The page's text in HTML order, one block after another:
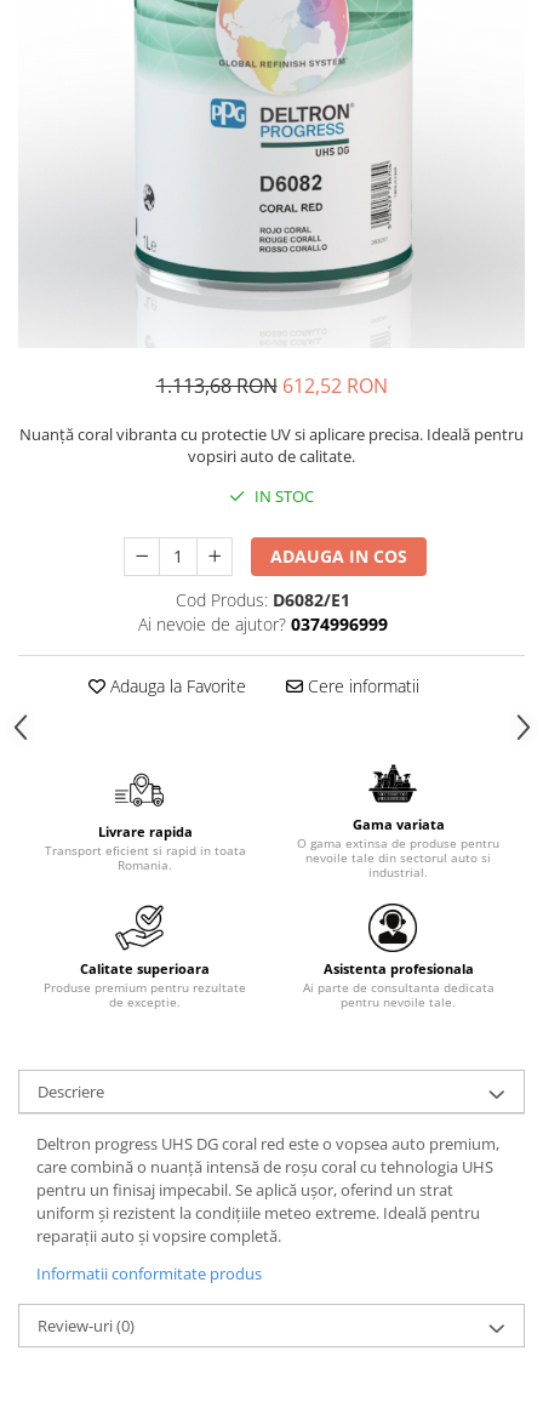
Protectie vizuala
1.113,68 RON 612,52 RON
Nuanță coral vibranta cu protectie UV si aplicare precisa. Ideală pentru
vopsiri auto de calitate.
IN STOC
ADAUGA IN COS
Cod Produs: D6082/E1
Ai nevoie de ajutor? 0374996999
Adauga la Favorite Cere informatii
Livrare rapida
Transport eficient si rapid in toata
Romania.
Gama variata
O gama extinsa de produse pentru
nevoile tale din sectorul auto si
industrial.
Calitate superioara
Produse premium pentru rezultate
de exceptie.
Asistenta profesionala
Ai parte de consultanta dedicata
pentru nevoile tale.
Descriere
Deltron progress UHS DG coral red este o vopsea auto premium,
care combină o nuanță intensă de roșu coral cu tehnologia UHS
pentru un finisaj impecabil. Se aplică ușor, oferind un strat
uniform și rezistent la condițiile meteo extreme. Ideală pentru
reparații auto și vopsire completă.
Informatii conformitate produs
Review-uri(0)